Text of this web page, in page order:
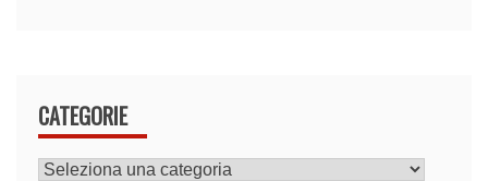
CATEGORIE
CATEGORIE